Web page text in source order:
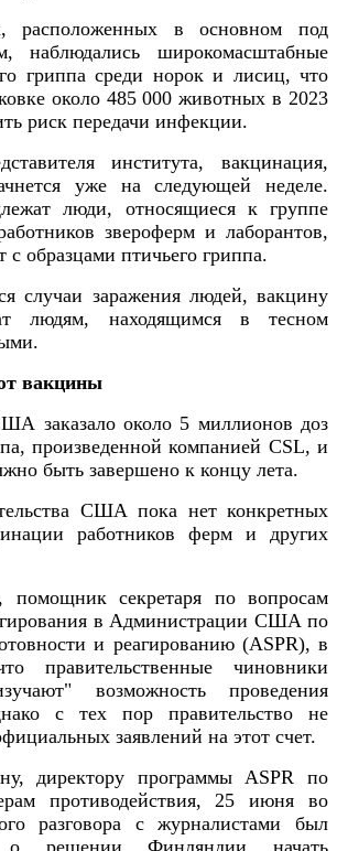
расположенных в основном под
наблюдались широкомасштабные
гриппа среди норок и лисиц, что
около 485 000 животных в 2023
риск передачи инфекции.
института, вакцинация,
уже на следующей неделе.
люди, относящиеся к группе
звероферм и лаборантов,
с образцами птичьего гриппа.
случаи заражения людей, вакцину
людям, находящимся в тесном
вакцины
заказало около 5 миллионов доз
произведенной компанией CSL, и
быть завершено к концу лета.
США пока нет конкретных
работников ферм и других
помощник секретаря по вопросам
в Администрации США по
и реагированию (ASPR), в
правительственные чиновники
возможность проведения
с тех пор правительство не
заявлений на этот счет.
директору программы ASPR по
противодействия, 25 июня во
разговора с журналистами был
о решении Финляндии начать